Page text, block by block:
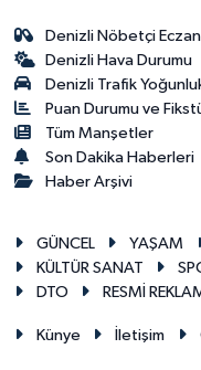
Denizli Nöbetçi
Denizli Hava Durumu
Denizli Trafik
Puan Durumu ve
Tüm Manşetler
Son Dakika Haberleri
Haber Arşivi
GÜNCEL YAŞAM
KÜLTÜR SANAT
DTO
RESMİ
Künye İletişim